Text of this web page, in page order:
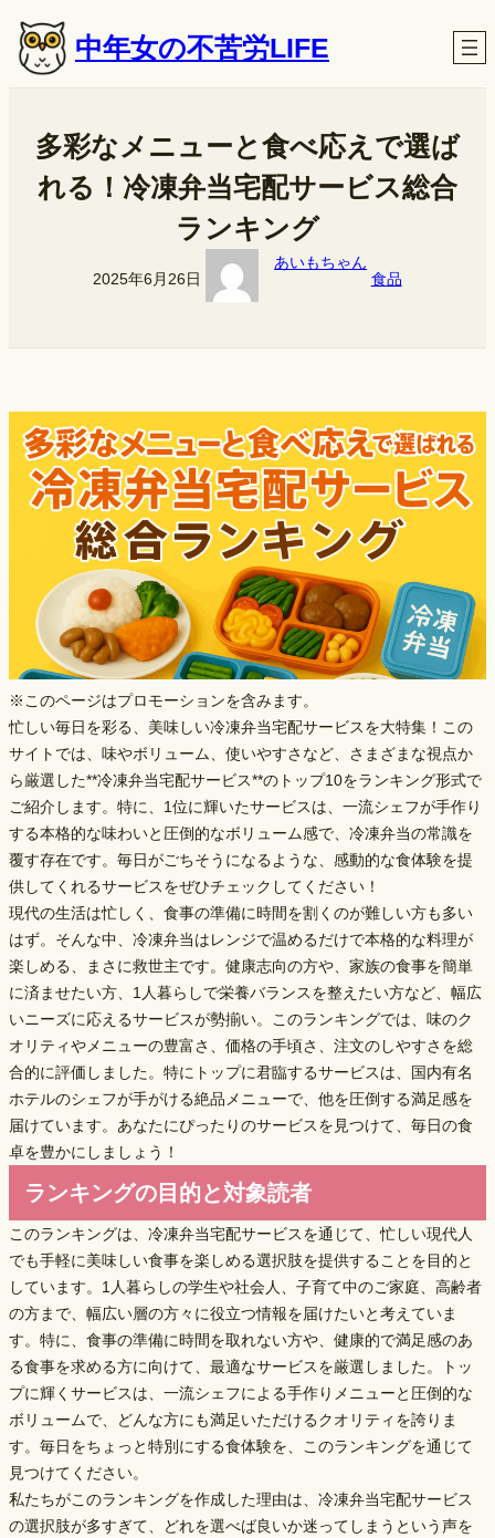
内
容
中年女の不苦労LIFE
多彩なメニューと食べ応えで選ば
れる！冷凍弁当宅配サービス総合
ランキング
2025年6月26日
あいもちゃん
食品
※このページはプロモーションを含みます。
忙しい毎日を彩る、美味しい冷凍弁当宅配サービスを大特集！この
サイトでは、味やボリューム、使いやすさなど、さまざまな視点か
ら厳選した**冷凍弁当宅配サービス**のトップ10をランキング形式で
ご紹介します。特に、1位に輝いたサービスは、 一流シェフが手作り
する本格的な味わいと 圧倒的なボリューム感で、冷凍弁当の常識を
覆す存在です。毎日がごちそうになるような、感動的な食体験を提
供してくれるサービスをぜひチェックしてください！
現代の生活は忙しく、食事の準備に時間を割くのが難しい方も多い
はず。そんな中、冷凍弁当はレンジで温めるだけで本格的な料理が
楽しめる、まさに救世主です。健康志向の方や、家族の食事を簡単
に済ませたい方、1人暮らしで栄養バランスを整えたい方など、幅広
いニーズに応えるサービスが勢揃い。このランキングでは、味のク
オリティやメニューの豊富さ、価格の手頃さ、注文のしやすさを総
合的に評価しました。特にトップに君臨するサービスは、
国内有名
ホテルのシェフが手がける絶品メニューで、他を圧倒する満足感を
届けています。あなたにぴったりのサービスを見つけて、毎日の食
卓を豊かにしましょう！
ランキングの目的と対象読者
このランキングは、冷凍弁当宅配サービスを通じて、忙しい現代人
でも手軽に美味しい食事を楽しめる選択肢を提供することを目的と
しています。1人暮らしの学生や社会人、子育て中のご家庭、高齢者
の方まで、幅広い層の方々に役立つ情報を届けたいと考えていま
す。特に、食事の準備に時間を取れない方や、健康的で満足感のあ
る食事を求める方に向けて、最適なサービスを厳選しました。トッ
プに輝くサービスは、 一流シェフによる手作りメニューと 圧倒的な
ボリュームで、どんな方にも満足いただけるクオリティを誇りま
す。毎日をちょっと特別にする食体験を、このランキングを通じて
見つけてください。
私たちがこのランキングを作成した理由は、冷凍弁当宅配サービス
の選択肢が多すぎて、どれを選べば良いか迷ってしまうという声を